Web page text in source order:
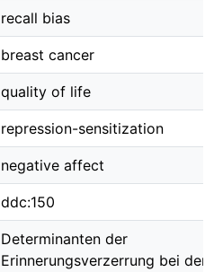
recall bias
breast cancer
quality of life
repression-sensitization
negative affect
ddc:150
Determinanten der
Erinnerungsverzerrung bei der